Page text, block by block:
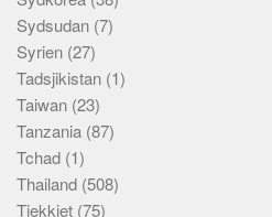
Sydsudan (7)
Syrien (27)
Tadsjikistan (1)
Taiwan (23)
Tanzania (87)
Tchad (1)
Thailand (508)
Tjekkiet (75)